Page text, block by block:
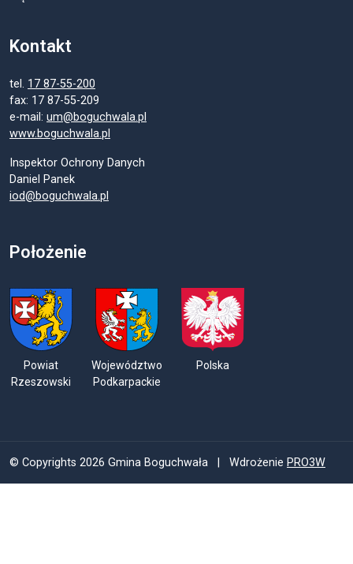
Kontakt
tel. 17 87-55-200
fax: 17 87-55-209
e-mail: um@boguchwala.pl
www.boguchwala.pl
Inspektor Ochrony Danych
Daniel Panek
iod@boguchwala.pl
Położenie
Powiat
Rzeszowski
Województwo
Podkarpackie
Polska
© Copyrights 2026 Gmina Boguchwała | Wdrożenie PRO3W